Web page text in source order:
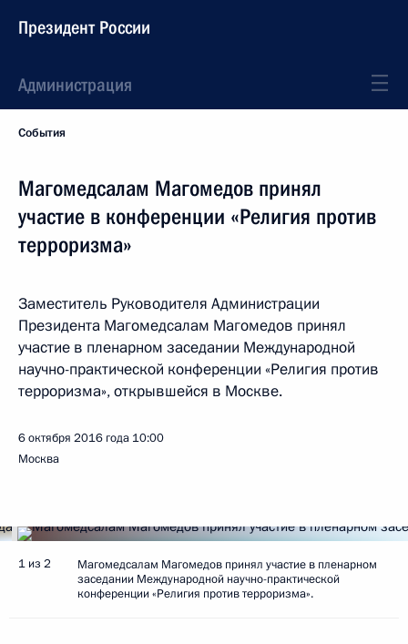
Президент России
Администрация
События
Магомедсалам Магомедов принял
участие в конференции «Религия против
терроризма»
Заместитель Руководителя Администрации
Президента Магомедсалам Магомедов принял
участие в пленарном заседании Международной
научно-практической конференции «Религия против
терроризма», открывшейся в Москве.
6 октября 2016 года 10:00
Москва
1 из 2
Магомедсалам Магомедов принял участие в пленарном
заседании Международной научно-практической
конференции «Религия против терроризма».